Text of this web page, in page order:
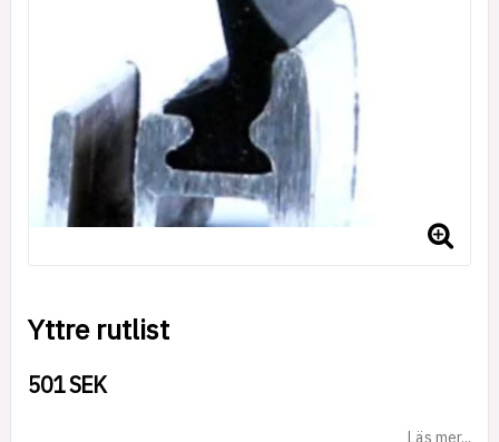
Yttre rutlist
501 SEK
Läs mer...